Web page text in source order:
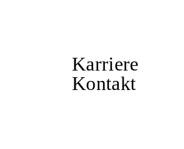
Karriere
Kontakt